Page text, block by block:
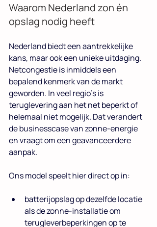
Waarom Nederland zon én
opslag nodig heeft
Nederland biedt een aantrekkelijke
kans, maar ook een unieke uitdaging.
Netcongestie is inmiddels een
bepalend kenmerk van de markt
geworden. In veel regio's is
teruglevering aan het net beperkt of
helemaal niet mogelijk. Dat verandert
de businesscase van zonne-energie
en vraagt om een geavanceerdere
aanpak.
Ons model speelt hier direct op in:
batterijopslag op dezelfde locatie
als de zonne-installatie om
terugleverbeperkingen op te